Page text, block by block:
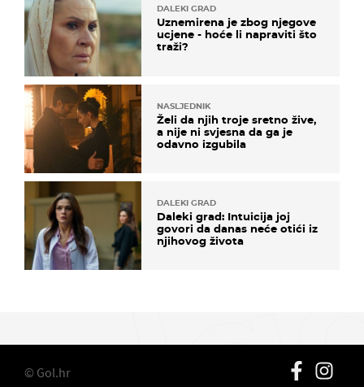
DALEKI GRAD
Uznemirena je zbog njegove
ucjene - hoće li napraviti što
traži?
NASLJEDNIK
Želi da njih troje sretno žive,
a nije ni svjesna da ga je
odavno izgubila
DALEKI GRAD
Daleki grad: Intuicija joj
govori da danas neće otići iz
njihovog života
© Gol.hr